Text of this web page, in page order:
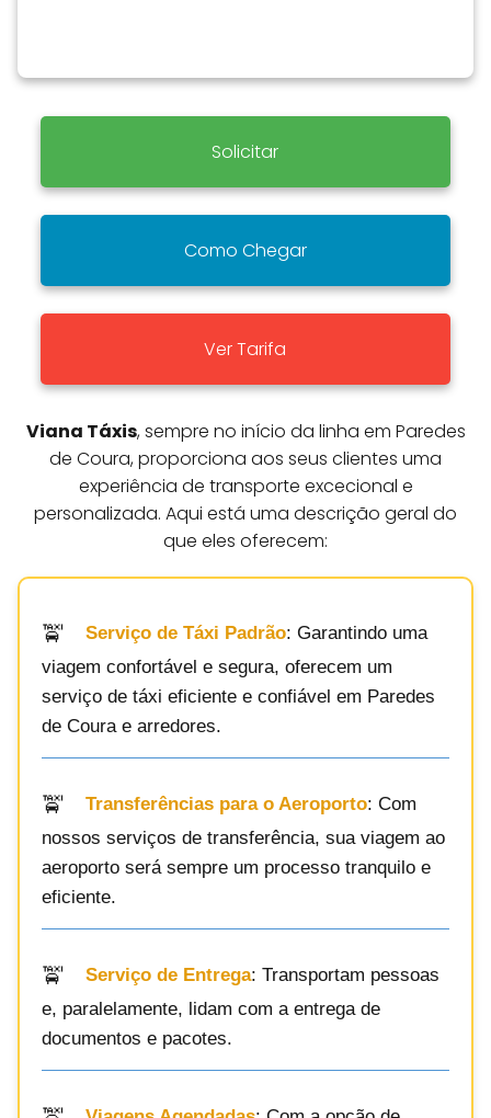
Solicitar
Como Chegar
Ver Tarifa
Viana Táxis, sempre no início da linha em Paredes
de Coura, proporciona aos seus clientes uma
experiência de transporte excecional e
personalizada. Aqui está uma descrição geral do
que eles oferecem:
Serviço de Táxi Padrão: Garantindo uma
viagem confortável e segura, oferecem um
serviço de táxi eficiente e confiável em Paredes
de Coura e arredores.
Transferências para o Aeroporto: Com
nossos serviços de transferência, sua viagem ao
aeroporto será sempre um processo tranquilo e
eficiente.
Serviço de Entrega: Transportam pessoas
e, paralelamente, lidam com a entrega de
documentos e pacotes.